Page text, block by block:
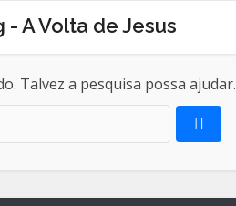
- A Volta de Jesus
Talvez a pesquisa possa ajudar.